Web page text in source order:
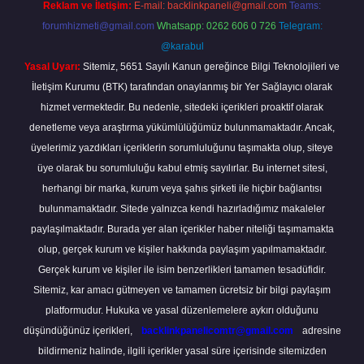
Reklam ve İletişim: E-mail: backlinkpaneli@gmail.com Teams:
forumhizmeti@gmail.com Whatsapp: 0262 606 0 726 Telegram:
@karabul
Yasal Uyarı: Sitemiz, 5651 Sayılı Kanun gereğince Bilgi Teknolojileri ve
İletişim Kurumu (BTK) tarafından onaylanmış bir Yer Sağlayıcı olarak
hizmet vermektedir. Bu nedenle, sitedeki içerikleri proaktif olarak
denetleme veya araştırma yükümlülüğümüz bulunmamaktadır. Ancak,
üyelerimiz yazdıkları içeriklerin sorumluluğunu taşımakta olup, siteye
üye olarak bu sorumluluğu kabul etmiş sayılırlar. Bu internet sitesi,
herhangi bir marka, kurum veya şahıs şirketi ile hiçbir bağlantısı
bulunmamaktadır. Sitede yalnızca kendi hazırladığımız makaleler
paylaşılmaktadır. Burada yer alan içerikler haber niteliği taşımamakta
olup, gerçek kurum ve kişiler hakkında paylaşım yapılmamaktadır.
Gerçek kurum ve kişiler ile isim benzerlikleri tamamen tesadüfidir.
Sitemiz, kar amacı gütmeyen ve tamamen ücretsiz bir bilgi paylaşım
platformudur. Hukuka ve yasal düzenlemelere aykırı olduğunu
düşündüğünüz içerikleri,
backlinkpanelicomtr@gmail.com
adresine
bildirmeniz halinde, ilgili içerikler yasal süre içerisinde sitemizden